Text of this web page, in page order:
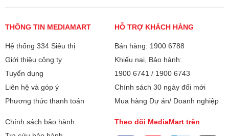
THÔNG TIN MEDIAMART
Hệ thống 334 Siêu thị
Giới thiệu công ty
Tuyển dụng
Liên hệ và góp ý
Phương thức thanh toán
HỖ TRỢ KHÁCH HÀNG
Bán hàng: 1900 6788
Khiếu nại, Bảo hành:
1900 6741 / 1900 6743
Chính sách 30 ngày đổi mới
Mua hàng Dự án/ Doanh nghiệp
Chính sách bảo hành
Theo dõi MediaMart trên